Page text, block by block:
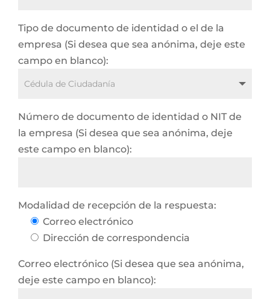
Tipo de documento de identidad o el de la
empresa (Si desea que sea anónima, deje este
campo en blanco):
Número de documento de identidad o NIT de
la empresa (Si desea que sea anónima, deje
este campo en blanco):
Modalidad de recepción de la respuesta:
Correo electrónico
Dirección de correspondencia
Correo electrónico (Si desea que sea anónima,
deje este campo en blanco):